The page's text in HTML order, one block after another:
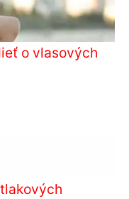
o vlasových